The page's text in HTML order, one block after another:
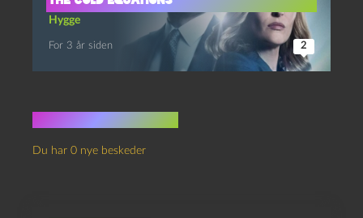
Hygge
For 3 år siden 2
Du har 0 nye beskeder